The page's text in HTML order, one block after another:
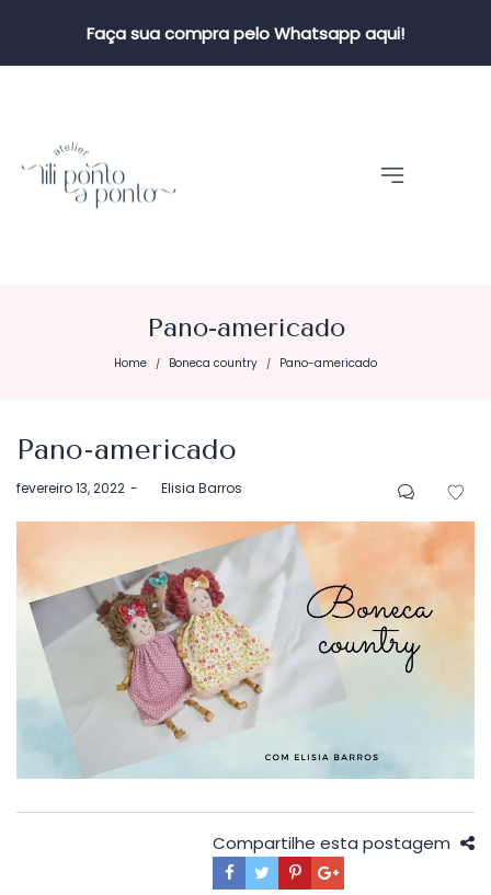
Faça sua compra pelo Whatsapp aqui!
Pano-americado
Home / Boneca country / Pano-americado
Pano-americado
Postado
fevereiro 13, 2022 byElisia Barros
Compartilhe esta postagem